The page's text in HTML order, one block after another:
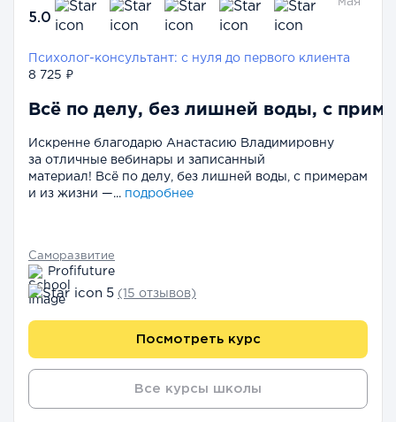
5.0
Психолог-консультант: с нуля до первого клиента
8 725 ₽
Всё по делу, без лишней воды, с
Искренне благодарю Анастасию Владимировну
за отличные вебинары и записанный
материал! Всё по делу, без лишней воды, с примерам
и из жизни —... подробнее
Саморазвитие
Profifuture
5 (15 отзывов)
Посмотреть курс
Все курсы школы